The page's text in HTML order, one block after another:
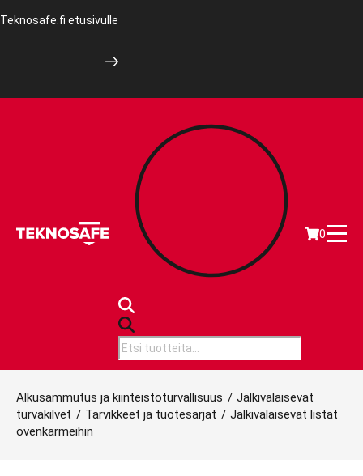
Teknosafe.fi etusivulle
search
0
Alkusammutus ja kiinteistöturvallisuus / Jälkivalaisevat
turvakilvet / Tarvikkeet ja tuotesarjat / Jälkivalaisevat listat
ovenkarmeihin